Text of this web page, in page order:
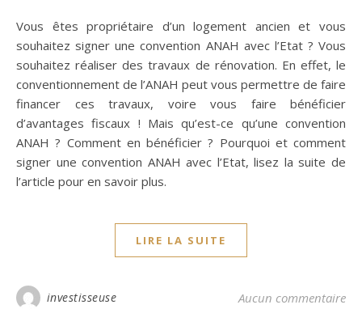
Vous êtes propriétaire d’un logement ancien et vous
souhaitez signer une convention ANAH avec l’Etat ? Vous
souhaitez réaliser des travaux de rénovation. En effet, le
conventionnement de l’ANAH peut vous permettre de faire
financer ces travaux, voire vous faire bénéficier
d’avantages fiscaux ! Mais qu’est-ce qu’une convention
ANAH ? Comment en bénéficier ? Pourquoi et comment
signer une convention ANAH avec l’Etat, lisez la suite de
l’article pour en savoir plus.
LIRE LA SUITE
investisseuse Aucun commentaire